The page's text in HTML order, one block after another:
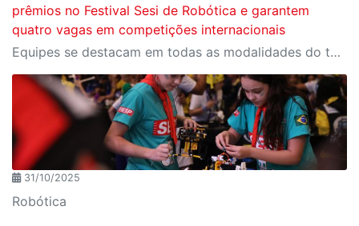
prêmios no Festival Sesi de Robótica e garantem
quatro vagas em competições internacionais
Equipes se destacam em todas as modalidades do torneio, conquistam classificação para o mundial de robótica, em Houston, e para o Open da Califórnia, além de prêmios de inovação, liderança e impacto social
31/10/2025
Robótica